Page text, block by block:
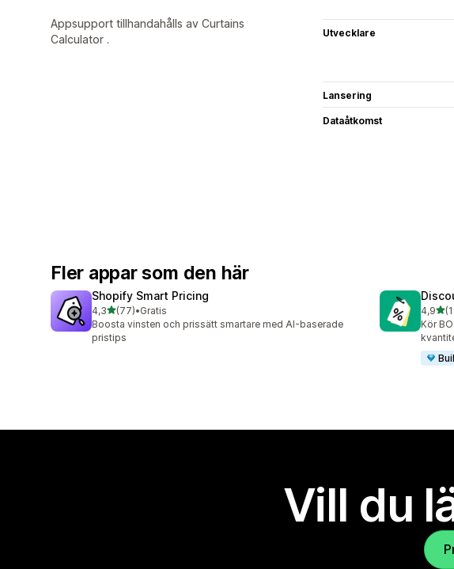
Appsupport tillhandahålls av Curtains
Calculator .
Utvecklare
Lansering
Dataåtkomst
Fler appar som den här
Shopify Smart Pricing
4,3av 5 stjärnor
(77)
77 recensioner totalt
•Gratis
Boosta vinsten och prissätt smartare med AI-baserade
pristips
4,9av
1182
Kör
Vill du